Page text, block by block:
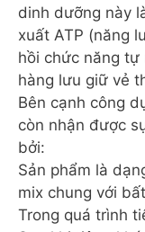
dinh dưỡng này
xuất ATP (năng
hồi chức năng tự
hàng lưu giữ vẻ
Bên cạnh công
còn nhận được
bởi:
Sản phẩm là
mix chung với
Trong quá trình